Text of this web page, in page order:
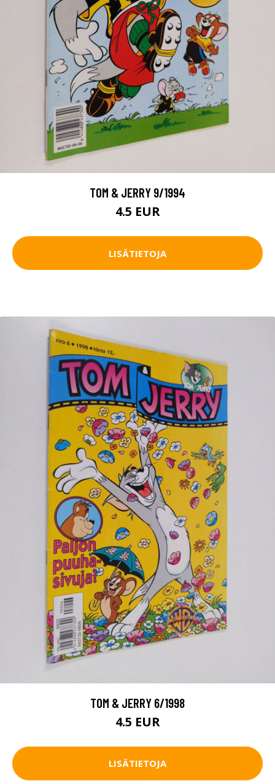
TOM & JERRY 9/1994
4.5 EUR
LISÄTIETOJA
TOM & JERRY 6/1998
4.5 EUR
LISÄTIETOJA